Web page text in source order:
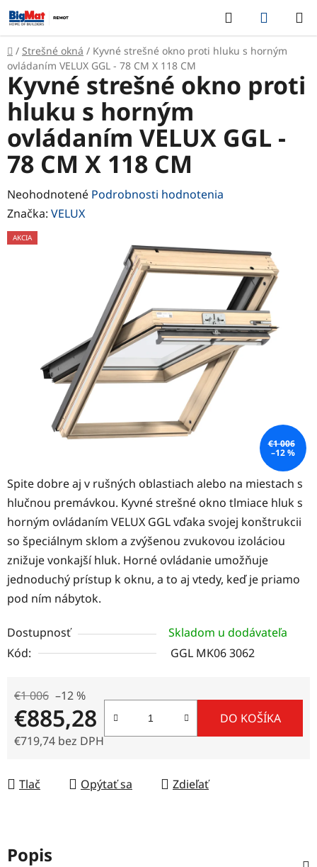
Prejsť
na
obsah
Hľadať
KOŠÍK
Domov
/ Strešné okná / Kyvné strešné okno proti hluku s horným
ovládaním VELUX GGL - 78 CM X 118 CM
Spite dobre aj v rušných oblastiach alebo na miestach s
hlučnou premávkou. Kyvné strešné okno tlmiace hluk s
horným ovládaním VELUX GGL vďaka svojej konštrukcii
so špeciálnym sklom a zvýšenou zvukovou izoláciou
znižuje vonkajší hluk. Horné ovládanie umožňuje
jednoduchý prístup k oknu, a to aj vtedy, keď je priamo
pod ním nábytok.
Dostupnosť
Skladom u dodávateľa
Kód:
GGL MK06 3062
€1 006 –12 %
€885,28
€719,74 bez DPH
DO KOŠÍKA
Tlač Opýtať sa Zdieľať
Kyvné strešné okno proti
hluku s horným
ovládaním VELUX GGL -
78 CM X 118 CM
Priemerné
hodnotenie
produktu
Neohodnotené Podrobnosti hodnotenia
Značka: VELUX
AKCIA
€1 006
–12 %
Popis